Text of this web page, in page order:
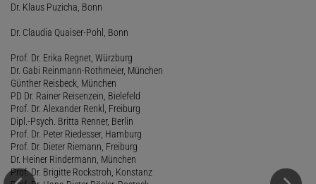
Dr. Klaus Puzicha, Bonn
Dr. Claudia Quaiser-Pohl, Bonn
Prof. Dr. Erika Regnet, Würzburg
Dr. Gabi Reinmann-Rothmeier, München
Günther Reisbeck, München
PD Dr. Rainer Reisenzein, Bielefeld
Prof. Dr. Alexander Renkl, Freiburg
Dipl.-Psych. Britta Renner, Berlin
Prof. Dr. Peter Riedesser, Hamburg
Prof. Dr. Dieter Riemann, Freiburg
Dr. Heiner Rindermann, München
Prof. Dr. Brigitte Rockstroh, Konstanz